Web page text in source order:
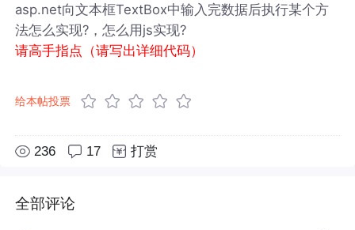
asp.net向文本框TextBox中输入完数据后执行某个方
法怎么实现?，怎么用js实现?
请高手指点（请写出详细代码）
给本帖投票
236 17 打赏
全部评论